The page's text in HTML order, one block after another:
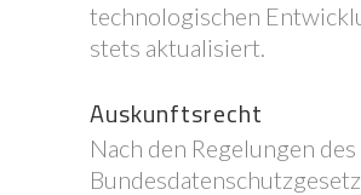
technologischen
stets aktualisiert.
Auskunftsrecht
Nach den Regelungen des